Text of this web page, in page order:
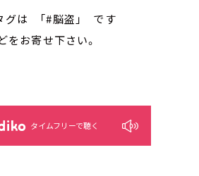
は 「#脳盗」 です
お寄せ下さい。
タイムフリーで聴く